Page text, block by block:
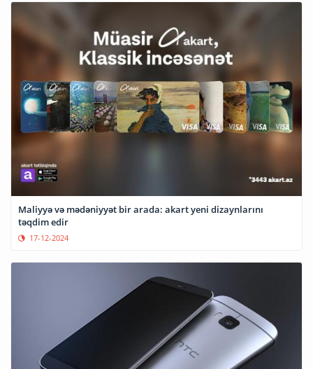
Maliyyə və mədəniyyət bir arada: akart yeni dizaynlarını
təqdim edir
17-12-2024